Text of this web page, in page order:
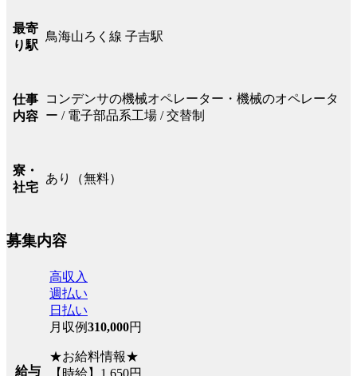
最寄
り駅
鳥海山ろく線 子吉駅
仕事
内容
コンデンサの機械オペレーター・機械のオペレータ
ー / 電子部品系工場 / 交替制
寮・
社宅
あり（無料）
募集内容
給与
高収入
週払い
日払い
月収例310,000円
★お給料情報★
【時給】1,650円